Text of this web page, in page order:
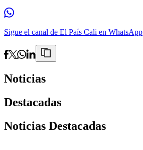
Sigue el canal de El País Cali en WhatsApp
Noticias
Destacadas
Noticias Destacadas